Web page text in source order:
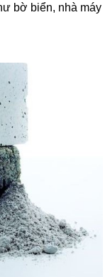
bờ biển, nhà máy